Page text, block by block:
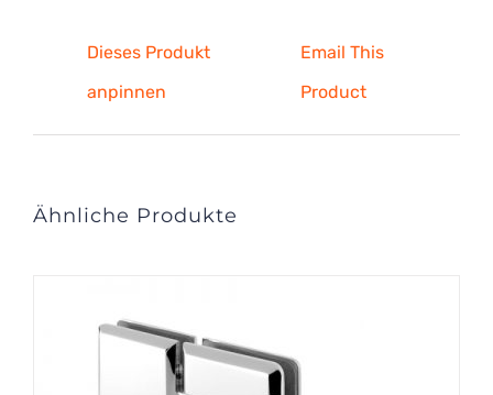
Dieses Produkt
anpinnen
Email This
Product
Ähnliche Produkte